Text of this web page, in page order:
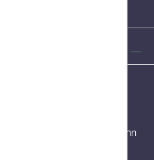
Nachnahmegebühren, wenn